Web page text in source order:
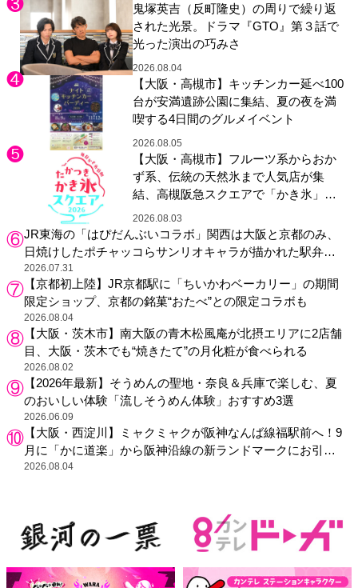
鬼塚英吉（反町隆史）の周りで繰り返
された光景。ドラマ『GTO』第３話で
光った演出の巧みさ
2026.08.04
【大阪・高槻市】キッチンカー延べ100
台が安満遺跡公園に集結、夏の夜を満
喫する4日間のグルメイベント
2026.08.05
【大阪・高槻市】フルーツ系からおか
ず系、伝統の天然氷まで人気店が集
結、高槻阪急スクエアで「かき氷」祭
り
2026.08.03
JR東海の「はぴだんぶいコラボ」関西は大阪と京都のみ、
日焼けしたポチャッコらサンリオキャラが描かれた駅弁や
グッズが登場
2026.07.31
【京都初上陸】JR京都駅に「ちいかわベーカリー」の期間
限定ショップ、京都の銘菓“おたべ”との限定コラボも
2026.08.04
【大阪・茨木市】南大阪の青木松風庵が北摂エリアに2店舗
目、大阪・茨木でも“焼きたて”の月化粧が食べられる
2026.08.02
【2026年最新】そうめんの聖地・奈良＆兵庫で楽しむ、夏
のおいしい体験「流しそうめん体験」おすすめ3選
2026.06.09
【大阪・西淀川】ミャクミャクが阪神なんば線福駅前へ！9
月に「かに道楽」から阪神沿線の新ランドマークにお引っ
越し
2026.08.04